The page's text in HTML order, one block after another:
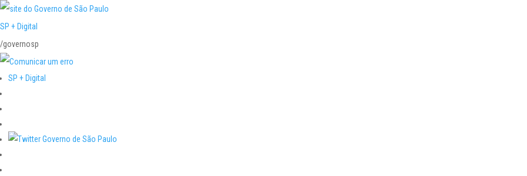
SP + Digital
/governosp
SP + Digital